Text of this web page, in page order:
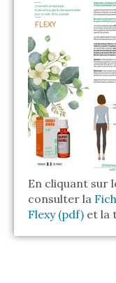
En cliquant sur
consulter la
Flexy (pdf) et la